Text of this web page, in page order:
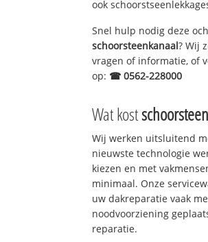
ook
Snel hulp nodig deze
schoorsteenkanaal? Wij
vragen of informatie, of
op: ☎ 0562-228000
Wat kost
Wij werken uitsluitend
nieuwste technologie
kiezen en met
minimaal. Onze
uw dakreparatie vaak
noodvoorziening
reparatie.